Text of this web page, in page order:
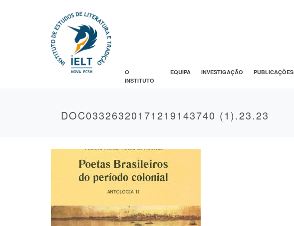
O
INSTITUTO
EQUIPA INVESTIGAÇÃO PUBLICAÇÕES
DOC03326320171219143740 (1).23.23